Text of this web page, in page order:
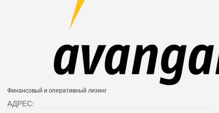
Финансовый и оперативный лизинг
АДРЕС: